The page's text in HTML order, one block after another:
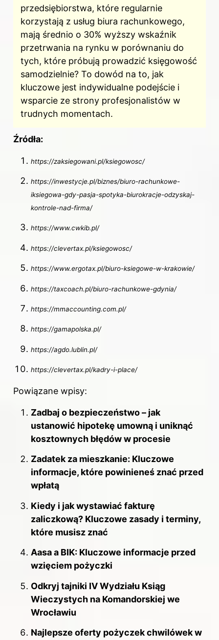
przedsiębiorstwa, które regularnie
korzystają z usług biura rachunkowego,
mają średnio o 30% wyższy wskaźnik
przetrwania na rynku w porównaniu do
tych, które próbują prowadzić księgowość
samodzielnie? To dowód na to, jak
kluczowe jest indywidualne podejście i
wsparcie ze strony profesjonalistów w
trudnych momentach.
Źródła:
https://zaksiegowani.pl/ksiegowosc/
https://inwestycje.pl/biznes/biuro-rachunkowe-
iksiegowa-gdy-pasja-spotyka-biurokracje-odzyskaj-
kontrole-nad-firma/
https://www.cwkib.pl/
https://clevertax.pl/ksiegowosc/
https://www.ergotax.pl/biuro-ksiegowe-w-krakowie/
https://taxcoach.pl/biuro-rachunkowe-gdynia/
https://mmaccounting.com.pl/
https://gamapolska.pl/
https://agdo.lublin.pl/
https://clevertax.pl/kadry-i-place/
Powiązane wpisy:
Zadbaj o bezpieczeństwo – jak
ustanowić hipotekę umowną i uniknąć
kosztownych błędów w procesie
Zadatek za mieszkanie: Kluczowe
informacje, które powinieneś znać przed
wpłatą
Kiedy i jak wystawiać fakturę
zaliczkową? Kluczowe zasady i terminy,
które musisz znać
Aasa a BIK: Kluczowe informacje przed
wzięciem pożyczki
Odkryj tajniki IV Wydziału Ksiąg
Wieczystych na Komandorskiej we
Wrocławiu
Najlepsze oferty pożyczek chwilówek w